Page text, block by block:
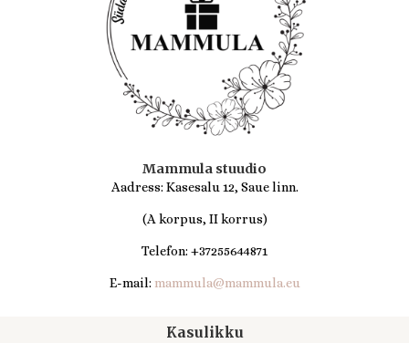
Mammula stuudio
Aadress: Kasesalu 12, Saue linn.
(A korpus, II korrus)
Telefon: +37255644871
E-mail: mammula@mammula.eu
Kasulikku